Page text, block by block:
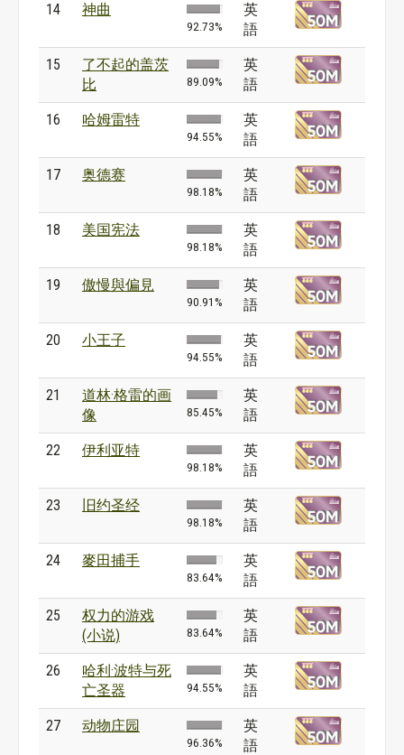
14 神曲
92.73%
英
語
15
了不起的盖茨
比
89.09%
英
語
16 哈姆雷特
94.55%
英
語
17 奥德赛
98.18%
英
語
18 美国宪法
98.18%
英
語
19 傲慢與偏見
90.91%
英
語
20 小王子
94.55%
英
語
21
道林·格雷的画
像
85.45%
英
語
22 伊利亚特
98.18%
英
語
23 旧约圣经
98.18%
英
語
24 麥田捕手
83.64%
英
語
25
权力的游戏
(小说)
83.64%
英
語
26
哈利·波特与死
亡圣器
94.55%
英
語
27 动物庄园
96.36%
英
語